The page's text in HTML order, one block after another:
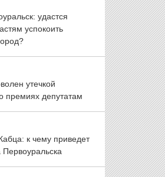
удастся
успокоить
утечкой
премиях депутатам
к чему приведет
Первоуральска